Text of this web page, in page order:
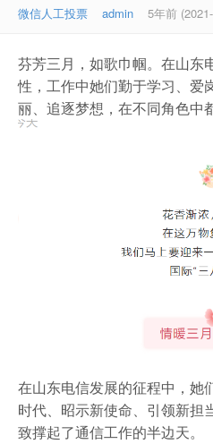
微信人工投票 admin 5年前
芬芳三月，如歌巾帼。在山东
性，工作中她们勤于学习、爱
丽、追逐梦想，在不同角色中
在山东电信发展的征程中，她
时代、昭示新使命、引领新担
致撑起了通信工作的半边天。